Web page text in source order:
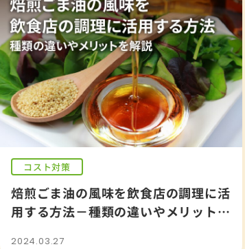
コスト対策
焙煎ごま油の風味を飲食店の調理に活
用する方法－種類の違いやメリットを
2024.03.27